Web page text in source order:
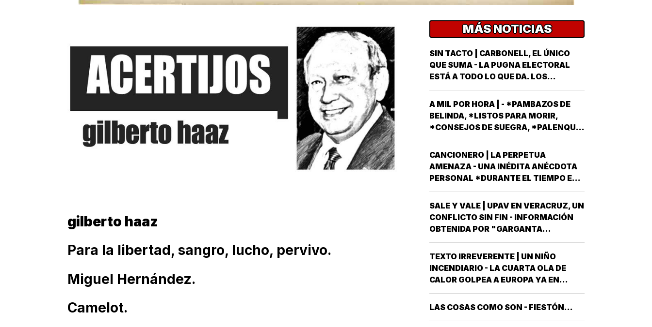
gilberto haaz
Para la libertad, sangro, lucho, pervivo.
Miguel Hernández.
Camelot.
MÁS NOTICIAS
SIN TACTO | CARBONELL, EL ÚNICO
QUE SUMA - LA PUGNA ELECTORAL
ESTÁ A TODO LO QUE DA. LOS
PARTIDOS Y EL GOBIERNO METEN SUS
ARMAS MÁS AFILADAS CON LA VISTA
PUESTA EN LA JORNADA DEL
DOMINGO 6 DE JUNIO DEL AÑO
ENTRANTE *EL PROCESO ELECTORAL
A MIL POR HORA | - *PAMBAZOS DE
BELINDA, *LISTOS PARA MORIR,
*CONSEJOS DE SUEGRA, *PALENQUE
DE NAHLE...
CANCIONERO | LA PERPETUA
AMENAZA - UNA INÉDITA ANÉCDOTA
PERSONAL *DURANTE EL TIEMPO EN
QUE EL CONJUNTO DE EDIFICIOS
LLAMADO LOS PINOS FUE RESIDENCIA
OFICIAL DEL PRESIDENTE DE MÉXICO,
ESTUVE AHÍ SOLAMENTE CUATRO
SALE Y VALE | UPAV EN VERACRUZ, UN
CONFLICTO SIN FIN - INFORMACIÓN
OBTENIDA POR "GARGANTA
PROFUNDA" SEÑALA QUE AL
GOBIERNO DEL ESTADO *ESTÁ A
PUNTO DE "REVENTARLE" EL TEMA
DE LA UNIVERSIDAD POPULAR
TEXTO IRREVERENTE | UN NIÑO
INCENDIARIO - LA CUARTA OLA DE
CALOR GOLPEA A EUROPA YA EN
PLENA CANÍCULA Y TODO PINTA A
QUE ESTE 2026 SE UBICARÁ COMO EL
LAS COSAS COMO SON - FIESTÓN...